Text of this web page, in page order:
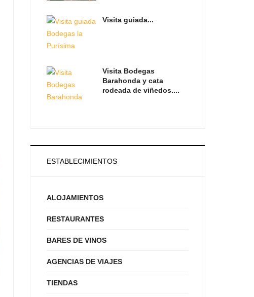
Visita guiada...
Visita Bodegas
Barahonda y cata
rodeada de viñedos....
ESTABLECIMIENTOS
ALOJAMIENTOS
RESTAURANTES
BARES DE VINOS
AGENCIAS DE VIAJES
TIENDAS